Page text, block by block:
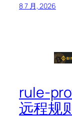
8 7 月, 2026
rule-
远程规